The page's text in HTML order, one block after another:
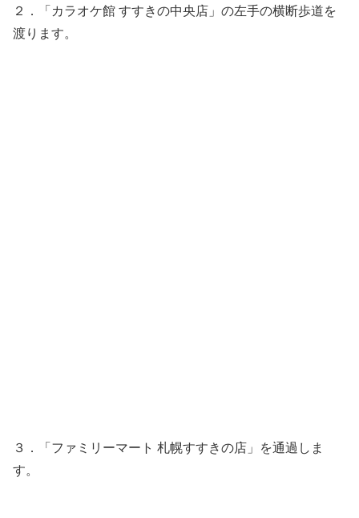
２．「カラオケ館 すすきの中央店」の左手の横断歩道を
渡ります。
３．「ファミリーマート 札幌すすきの店」を通過しま
す。